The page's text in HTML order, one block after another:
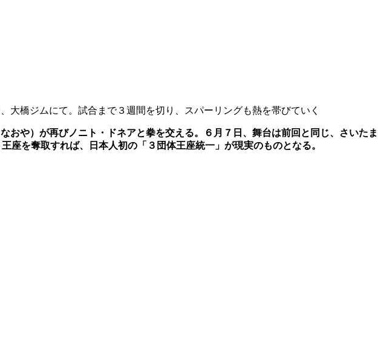
大橋ジムにて。試合まで３週間を切り、スパーリングも熱を帯びていく
なおや）が再びノニト・ドネアと拳を交える。６月７日、舞台は前回と同じ、さいたま
を奪取すれば、日本人初の「３団体王座統一」が現実のものとなる。